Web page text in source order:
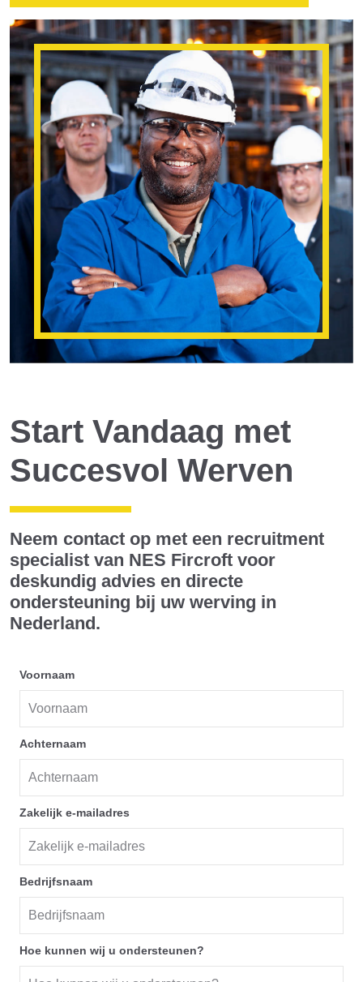
Start Vandaag met
Succesvol Werven
Neem contact op met een recruitment
specialist van NES Fircroft voor
deskundig advies en directe
ondersteuning bij uw werving in
Nederland.
Voornaam
Achternaam
Zakelijk e-mailadres
Bedrijfsnaam
Hoe kunnen wij u ondersteunen?